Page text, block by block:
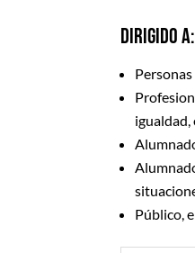
DIRIGIDO A:
igualdad,
Público,